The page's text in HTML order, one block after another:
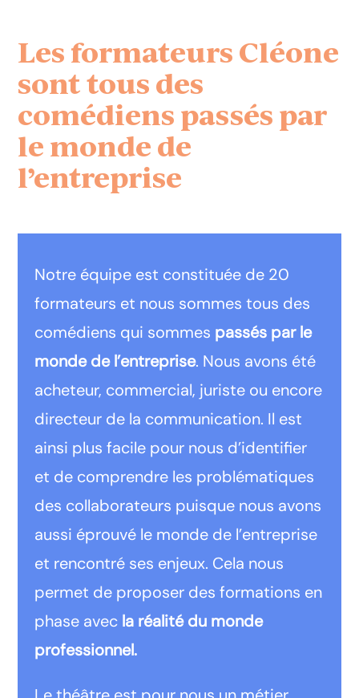
Les formateurs Cléone
sont tous des
comédiens passés par
le monde de
l’entreprise
Notre équipe est constituée de 20
formateurs et nous sommes tous des
comédiens qui sommes passés par le
monde de l’entreprise. Nous avons été
acheteur, commercial, juriste ou encore
directeur de la communication. Il est
ainsi plus facile pour nous d’identifier
et de comprendre les problématiques
des collaborateurs puisque nous avons
aussi éprouvé le monde de l’entreprise
et rencontré ses enjeux. Cela nous
permet de proposer des formations en
phase avec la réalité du monde
professionnel.